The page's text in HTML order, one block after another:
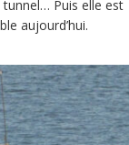
tunnel… Puis elle est
aujourd’hui.